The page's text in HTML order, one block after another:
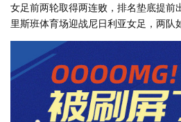
女足前两轮取得两连败，排名垫底提前
里斯班体育场迎战尼日利亚女足，两队